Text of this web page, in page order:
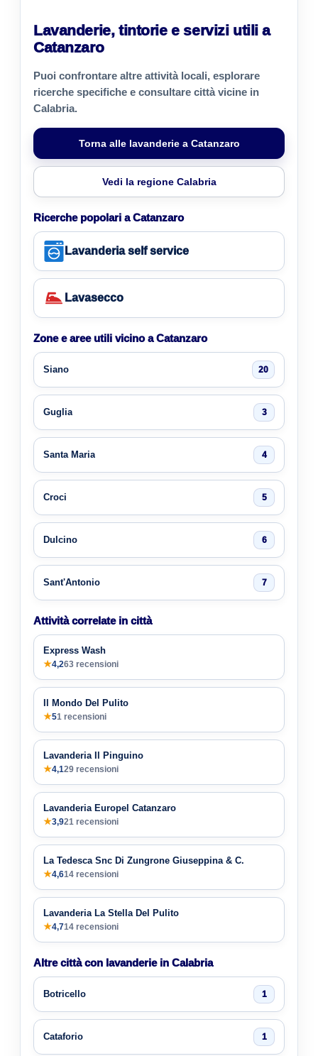
Lavanderie, tintorie e servizi utili a
Catanzaro
Puoi confrontare altre attività locali, esplorare
ricerche specifiche e consultare città vicine in
Calabria.
Torna alle lavanderie a Catanzaro
Vedi la regione Calabria
Ricerche popolari a Catanzaro
Lavanderia self service
Lavasecco
Zone e aree utili vicino a Catanzaro
Siano 20
Guglia 3
Santa Maria 4
Croci 5
Dulcino 6
Sant'Antonio 7
Attività correlate in città
Express Wash
★4,263 recensioni
Il Mondo Del Pulito
★51 recensioni
Lavanderia Il Pinguino
★4,129 recensioni
Lavanderia Europel Catanzaro
★3,921 recensioni
La Tedesca Snc Di Zungrone Giuseppina & C.
★4,614 recensioni
Lavanderia La Stella Del Pulito
★4,714 recensioni
Altre città con lavanderie in Calabria
Botricello 1
Cataforio 1